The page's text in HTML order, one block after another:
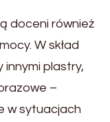
doceni również
W skład
plastry,
–
w sytuacjach